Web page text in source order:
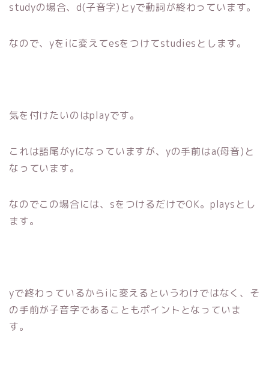
studyの場合、d(子音字)とyで動詞が終わっています。
なので、yをiに変えてesをつけてstudiesとします。
気を付けたいのはplayです。
これは語尾がyになっていますが、yの手前はa(母音)と
なっています。
なのでこの場合には、sをつけるだけでOK。playsとし
ます。
yで終わっているからiに変えるというわけではなく、そ
の手前が子音字であることもポイントとなっていま
す。